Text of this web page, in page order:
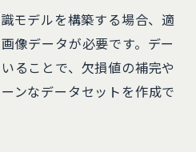
モデルを構築する場合、適
像データが必要です。デー
ることで、欠損値の補完や
ンなデータセットを作成で